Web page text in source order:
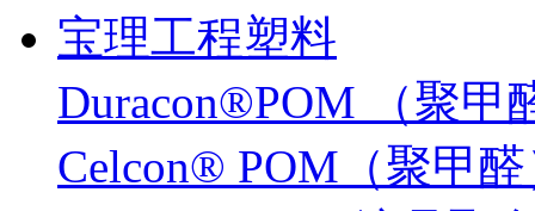
宝理工程塑料
Duracon®POM （聚甲
Celcon® POM（聚甲